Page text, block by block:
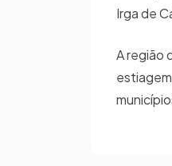
Irga de
A região